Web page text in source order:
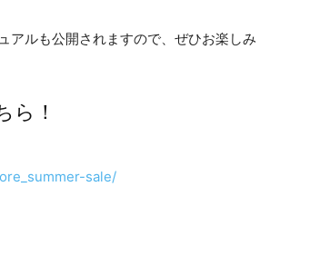
アルも公開されますので、ぜひお楽しみ
ら！
sale/